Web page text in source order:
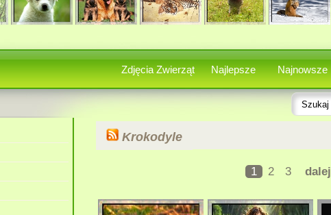
Zdjęcia Zwierząt Najlepsze Najnowsze
Krokodyle
1 2 3 dalej